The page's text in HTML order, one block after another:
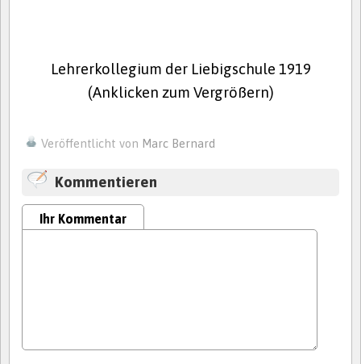
Lehrerkollegium der Liebigschule 1919
(Anklicken zum Vergrößern)
Veröffentlicht von Marc Bernard
Kommentieren
Ihr Kommentar